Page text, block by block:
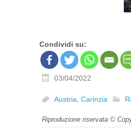
Condividi su:
03/04/2022
Austria, Carinzia
Riproduzione riservata ©